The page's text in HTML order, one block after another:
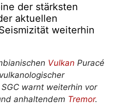
der stärksten
aktuellen
weiterhin
Vulkan Puracé
warnt weiterhin vor
anhaltendem Tremor.